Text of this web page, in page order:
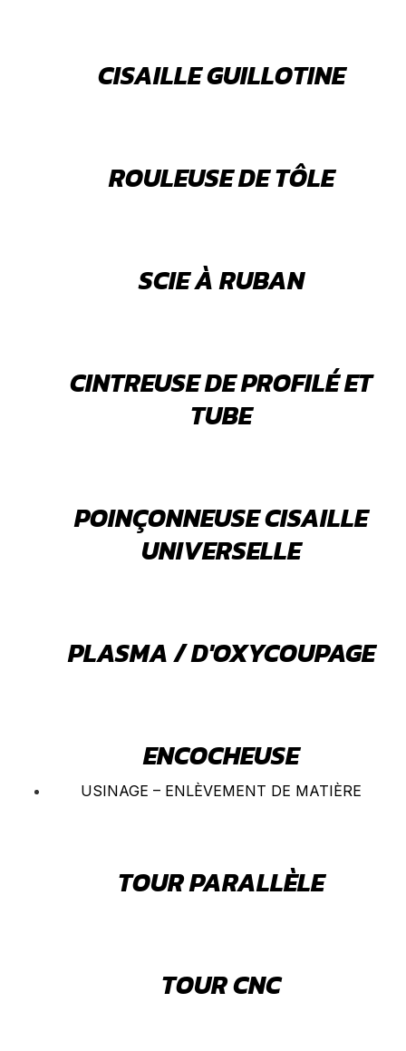
CISAILLE GUILLOTINE
ROULEUSE DE TÔLE
SCIE À RUBAN
CINTREUSE DE PROFILÉ ET
TUBE
POINÇONNEUSE CISAILLE
UNIVERSELLE
PLASMA / D'OXYCOUPAGE
ENCOCHEUSE
USINAGE – ENLÈVEMENT DE MATIÈRE
TOUR PARALLÈLE
TOUR CNC